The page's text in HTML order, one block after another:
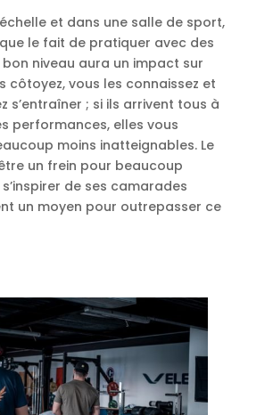
et dans une salle de sport,
le fait de pratiquer avec des
bon niveau aura un impact sur
côtoyez, vous les connaissez et
s’entraîner ; si ils arrivent tous à
performances, elles vous
moins inatteignables. Le
un frein pour beaucoup
de ses camarades
un moyen pour outrepasser ce